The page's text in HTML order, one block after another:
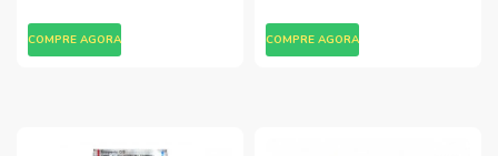
COMPRE AGORA COMPRE AGORA